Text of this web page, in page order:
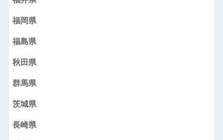
福岡県
福島県
秋田県
群馬県
茨城県
長崎県